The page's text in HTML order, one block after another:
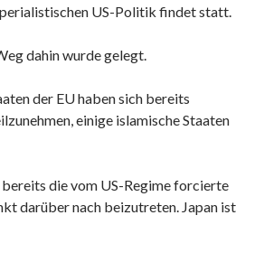
US-Politik findet statt.
dahin wurde gelegt.
der EU haben sich bereits
einige islamische Staaten
die vom US-Regime forcierte
darüber nach beizutreten. Japan ist